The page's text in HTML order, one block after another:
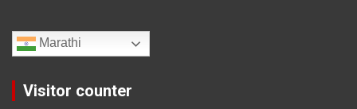
Marathi
Visitor counter